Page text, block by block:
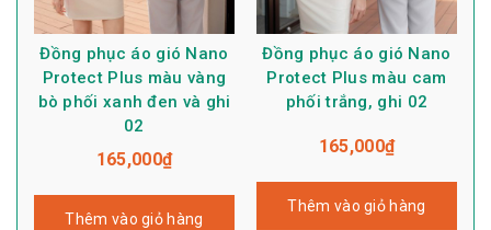
Đồng phục áo gió Nano
Protect Plus màu vàng
bò phối xanh đen và ghi
02
165,000₫
Thêm vào giỏ hàng
Đồng phục áo gió Nano
Protect Plus màu cam
phối trắng, ghi 02
165,000₫
Thêm vào giỏ hàng